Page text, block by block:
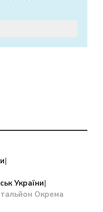
|
України|
Окрема